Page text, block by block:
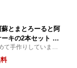
蘇とまとろーると阿
キの2本セット 合
子 ロールケーキ
子 おやつ ブラン
て手作りしていま
しっとり味の阿蘇
たっぷりしみ込ん